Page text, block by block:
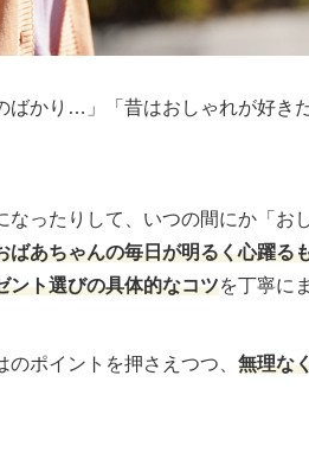
ばかり…」「昔はおしゃれが好き
ったりして、いつの間にか「お
ばあちゃんの毎日が明るく心躍る
ント選びの具体的なコツを丁寧に
ポイントを押さえつつ、 無理な